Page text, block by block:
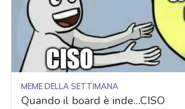
MEME DELLA SETTIMANA
Quando il board è inde...CISO